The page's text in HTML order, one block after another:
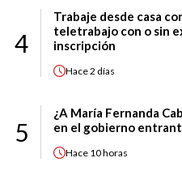
4
Trabaje desde casa
teletrabajo con o sin
inscripción
Hace2 días
5
¿A María Fernanda
en el gobierno
Hace 10 horas